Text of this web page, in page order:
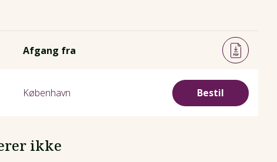
Afgang fra
København Bestil
ikke